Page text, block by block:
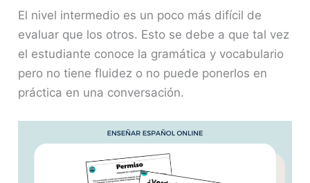
El nivel intermedio es un poco más difícil de
evaluar que los otros. Esto se debe a que tal vez
el estudiante conoce la gramática y vocabulario
pero no tiene fluidez o no puede ponerlos en
práctica en una conversación.